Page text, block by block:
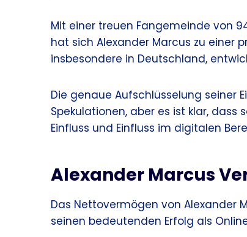
Mit einer treuen Fangemeinde von
hat sich Alexander Marcus zu einer
insbesondere in Deutschland,
Die genaue Aufschlüsselung seiner
Spekulationen, aber es ist klar, dass
Einfluss und Einfluss im digitalen
Alexander Marcus
Das Nettovermögen von Alexander
seinen bedeutenden Erfolg als